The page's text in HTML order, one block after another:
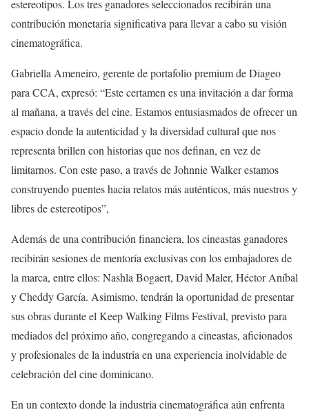
estereotipos. Los tres ganadores seleccionados recibirán una
contribución monetaria significativa para llevar a cabo su visión
cinematográfica.
Gabriella Ameneiro, gerente de portafolio premium de Diageo
para CCA, expresó: “Este certamen es una invitación a dar forma
al mañana, a través del cine. Estamos entusiasmados de ofrecer un
espacio donde la autenticidad y la diversidad cultural que nos
representa brillen con historias que nos definan, en vez de
limitarnos. Con este paso, a través de Johnnie Walker estamos
construyendo puentes hacia relatos más auténticos, más nuestros y
libres de estereotipos”,
Además de una contribución financiera, los cineastas ganadores
recibirán sesiones de mentoría exclusivas con los embajadores de
la marca, entre ellos: Nashla Bogaert, David Maler, Héctor Aníbal
y Cheddy García. Asimismo, tendrán la oportunidad de presentar
sus obras durante el Keep Walking Films Festival, previsto para
mediados del próximo año, congregando a cineastas, aficionados
y profesionales de la industria en una experiencia inolvidable de
celebración del cine dominicano.
En un contexto donde la industria cinematográfica aún enfrenta